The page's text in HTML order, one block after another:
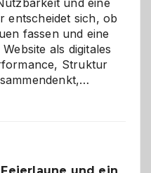
entscheidet sich, ob
fassen und eine
als digitales
Struktur